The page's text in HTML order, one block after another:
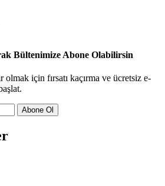
Bültenimize Abone Olabilirsin
olmak için fırsatı kaçırma ve ücretsiz e-
Abone Ol